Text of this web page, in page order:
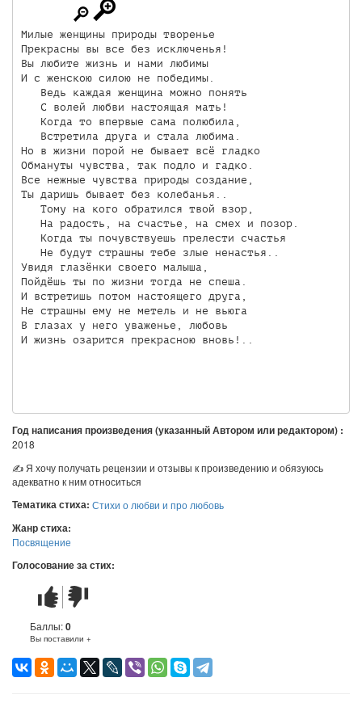
Милые женщины природы творенье
Прекрасны вы все без исключенья!
Вы любите жизнь и нами любимы
И с женскою силою не победимы.
   Ведь каждая женщина можно понять
   С волей любви настоящая мать!
   Когда то впервые сама полюбила,
   Встретила друга и стала любима.
Но в жизни порой не бывает всё гладко
Обмануты чувства, так подло и гадко.
Все нежные чувства природы создание,
Ты даришь бывает без колебанья..
   Тому на кого обратился твой взор,
   На радость, на счастье, на смех и позор.
   Когда ты почувствуешь прелести счастья
   Не будут страшны тебе злые ненастья..
Увидя глазёнки своего малыша,
Пойдёшь ты по жизни тогда не спеша.
И встретишь потом настоящего друга,
Не страшны ему не метель и не вьюга
В глазах у него уваженье, любовь
И жизнь озарится прекрасною вновь!..
Год написания произведения (указанный Автором или редактором) :
2018
✍ Я хочу получать рецензии и отзывы к произведению и обязуюсь
адекватно к ним относиться
Тематика стиха: Стихи о любви и про любовь
Жанр стиха:
Посвящение
Голосование за стих:
Стих
понравился
Стих
не
понравился
Баллы:0
Вы поставили +